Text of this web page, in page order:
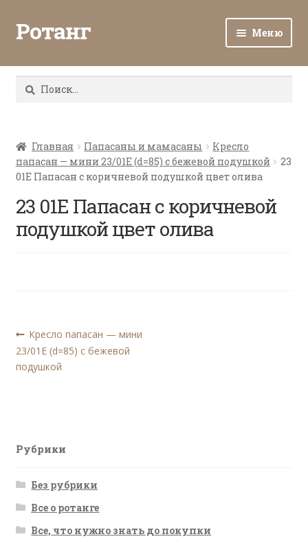
Ротанг Меню
Каталог
Все о ротанге
Ротанг оптом
Контакты
Найти:
Главная Папасаны и мамасаны
Кресло
папасан — мини 23/01Е (d=85) с бежевой подушкой
23
01E Папасан с коричневой подушкой цвет олива
23 01E Папасан с коричневой
подушкой цвет олива
Навигация
по
Предыдущая
запись:
Кресло папасан — мини
23/01Е (d=85) с бежевой
подушкой
Рубрики
Без рубрики
Все о ротанге
Все, что нужно знать до покупки